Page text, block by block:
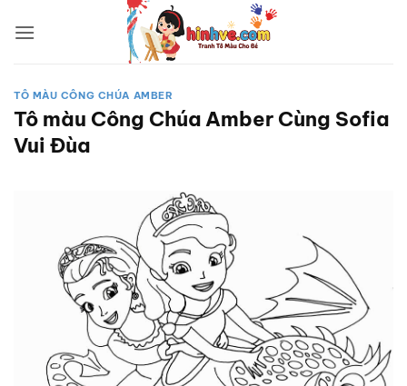
qua
TÔ MÀU CÔNG CHÚA AMBER
Tô màu Công Chúa Amber Cùng Sofia
Vui Đùa